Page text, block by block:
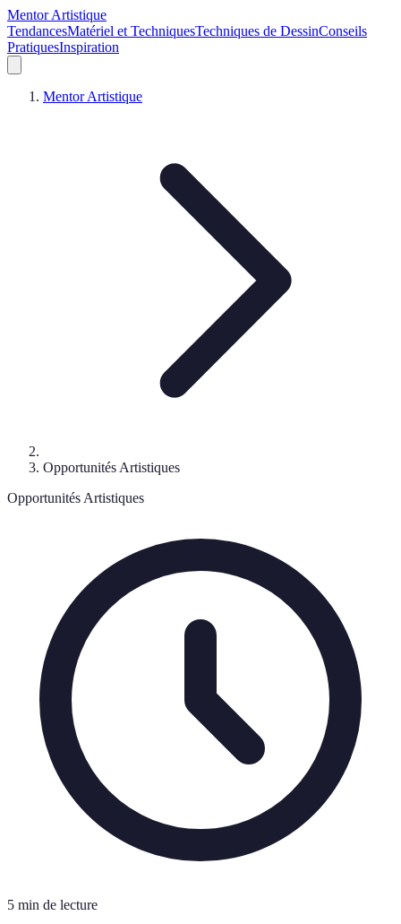
Mentor Artistique
TendancesMatériel et TechniquesTechniques de DessinConseils
PratiquesInspiration
Mentor Artistique
Opportunités Artistiques
Opportunités Artistiques
5 min de lecture